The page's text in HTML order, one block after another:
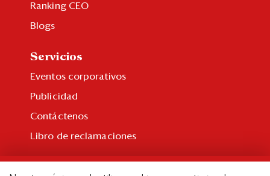
Ranking CEO
Blogs
Servicios
Eventos corporativos
Publicidad
Contáctenos
Libro de reclamaciones